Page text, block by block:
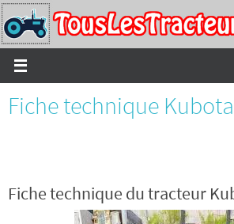
Passer
vers
le
contenu
Fiche technique
Fiche technique du tracteur